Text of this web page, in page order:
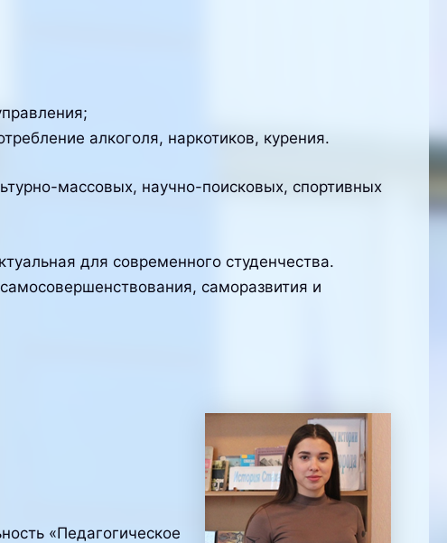
алкоголя, наркотиков, курения.
массовых, научно-поисковых, спортивных
для современного студенчества.
саморазвития и
«Педагогическое